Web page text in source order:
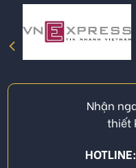
Nhận
thiết